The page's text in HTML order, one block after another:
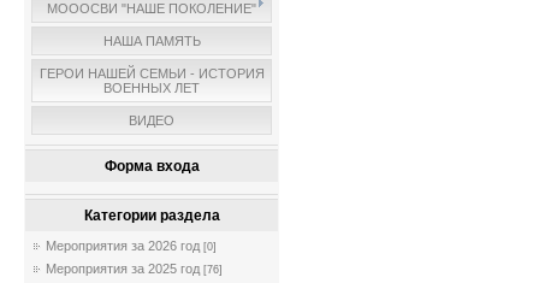
МОООСВИ "НАШЕ ПОКОЛЕНИЕ"
НАША ПАМЯТЬ
ГЕРОИ НАШЕЙ СЕМЬИ - ИСТОРИЯ
ВОЕННЫХ ЛЕТ
ВИДЕО
Форма входа
Категории раздела
Мероприятия за 2026 год [0]
Мероприятия за 2025 год [76]